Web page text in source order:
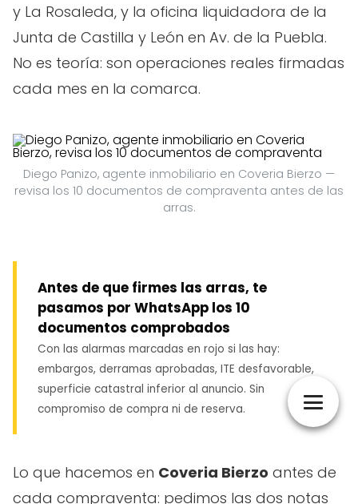
y La Rosaleda, y la oficina liquidadora de la
Junta de Castilla y León en Av. de la Puebla.
No es teoría: son operaciones reales firmadas
cada mes en la comarca.
Diego Panizo, agente inmobiliario en Coveria Bierzo —
revisa los 10 documentos de compraventa antes de las
arras.
Antes de que firmes las arras, te
pasamos por WhatsApp los 10
documentos comprobados
Con las alarmas marcadas en rojo si las hay:
embargos, derramas aprobadas, ITE desfavorable,
superficie catastral inferior al anuncio. Sin
compromiso de compra ni de reserva.
Lo que hacemos en Coveria Bierzo antes de
cada compraventa: pedimos las dos notas